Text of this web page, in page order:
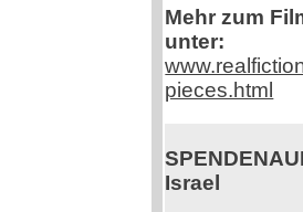
Mehr zum
unter:
pieces.html
Israel